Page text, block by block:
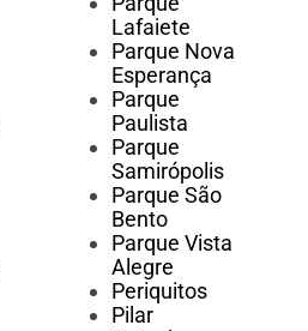
Lafaiete
Parque Nova
Esperança
Parque
Paulista
Parque
Samirópolis
Parque São
Bento
Parque Vista
Alegre
Periquitos
Pilar